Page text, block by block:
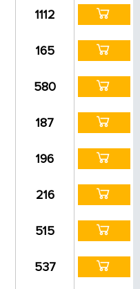
1112
165
580
187
196
216
515
537